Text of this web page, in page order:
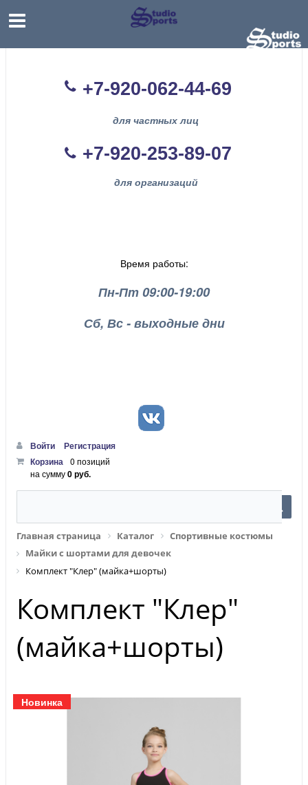
+7-920-062-44-69
для частных лиц
+7-920-253-89-07
для организаций
Время работы:
Пн-Пт 09:00-19:00
Сб, Вс - выходные дни
Войти
Регистрация
Корзина 0 позиций
на сумму0 руб.
Главная страница Каталог
Спортивные костюмы
Майки с шортами для девочек
Комплект "Клер" (майка+шорты)
Комплект "Клер"
(майка+шорты)
Новинка